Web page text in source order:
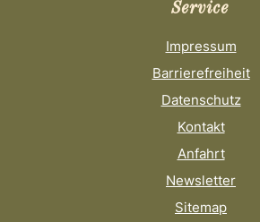
Service
Impressum
Barrierefreiheit
Datenschutz
Kontakt
Anfahrt
Newsletter
Sitemap